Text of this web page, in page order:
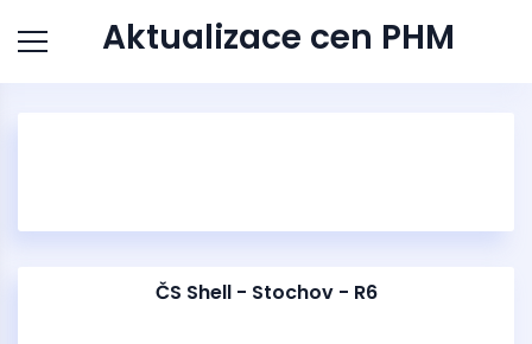
Aktualizace cen PHM
ČS Shell - Stochov - R6